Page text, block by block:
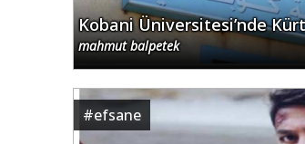
Kobani Üniversitesi’nde
mahmut balpetek
#efsane